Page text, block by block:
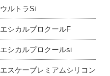
ウルトラSi
エシカルプロクールF
エシカルプロクールsi
エスケープレミアムシリコン